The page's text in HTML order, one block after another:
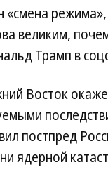
«смена
великим,
Трамп в
Восток
постпред
ядерной